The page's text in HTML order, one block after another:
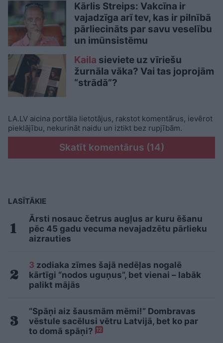
Kārlis Streips: Vakcīna ir
vajadzīga arī tev, kas ir pilnībā
pārliecināts par savu veselību
un imūnsistēmu
Kaila sieviete uz vīriešu
žurnāla vāka? Vai tas joprojām
“strādā”?
LA.LV aicina portāla lietotājus, rakstot komentārus, ievērot
pieklājību, nekurināt naidu un iztikt bez rupjībām.
Skatīt komentārus (14)
LASĪTĀKIE
Ārsti nosauc četrus augļus ar kuru ēšanu
pēc 45 gadu vecuma nevajadzētu pārlieku
aizrauties
3 zodiaka zīmes šajā nedēļas nogalē
kārtīgi “nodos uguņus”, bet vienai – labāk
palikt mājās
“Spāņi aiz šausmām mēmi!” Dombravas
vēstule sacēlusi vētru Latvijā, bet ko par
to domā spāņi? 12